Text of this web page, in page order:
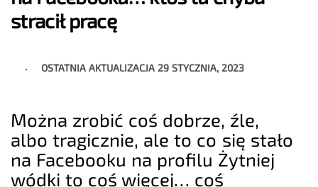
stracił pracę
OSTATNIA AKTUALIZACJA 29 STYCZNIA, 2023
Można zrobić coś dobrze, źle,
albo tragicznie, ale to co się stało
na Facebooku na profilu Żytniej
wódki to coś więcej… coś